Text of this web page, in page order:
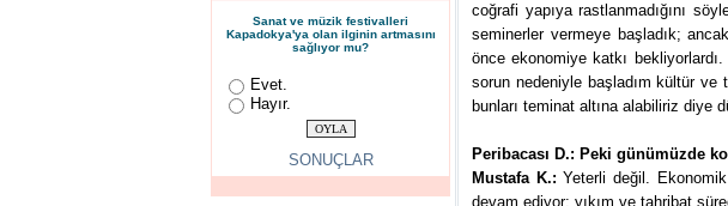
Sanat ve müzik festivalleri
Kapadokya'ya olan ilginin artmasını
sağlıyor mu?
Evet.
Hayır.
SONUÇLAR
coğrafi yapıya rastlanmadığını
seminerler vermeye başladık;
önce ekonomiye katkı
sorun nedeniyle başladım kültür ve
bunları teminat altına alabiliriz diye
Peribacası D.: Peki günümüzde
Mustafa K.: Yeterli değil.
devam ediyor; yıkım ve tahribat